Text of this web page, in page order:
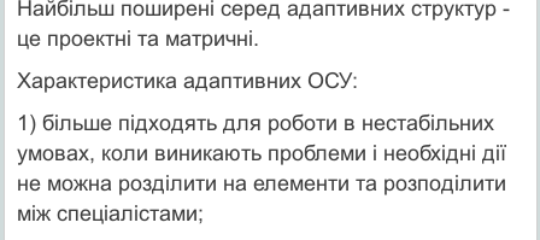
Найбільш поширені серед адаптивних структур -
це проектні та матричні.
Характеристика адаптивних ОСУ:
1) більше підходять для роботи в нестабільних
умовах, коли виникають проблеми і необхідні дії
не можна розділити на елементи та розподілити
між спеціалістами;